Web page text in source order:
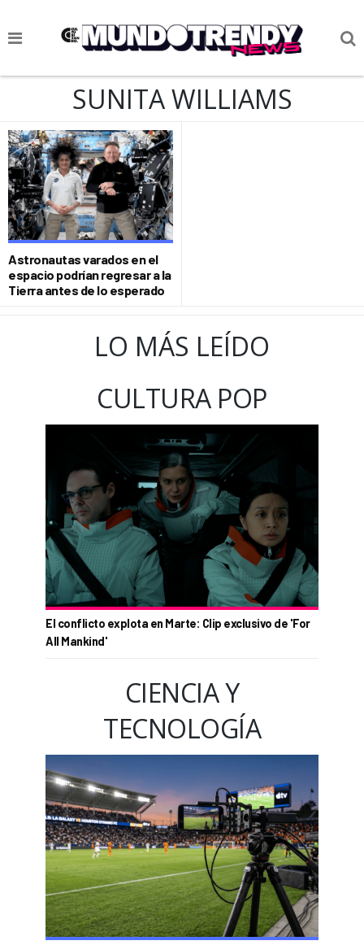
NOTICIAS
CIENCIA Y TECNOLOGÍA
VIDA
SOCIEDAD
CULTURIZANDO.COM
SUNITA WILLIAMS
Astronautas varados en el
espacio podrían regresar a la
Tierra antes de lo esperado
LO MÁS LEÍDO
CULTURA POP
El conflicto explota en Marte: Clip exclusivo de 'For
All Mankind'
CIENCIA Y
TECNOLOGÍA